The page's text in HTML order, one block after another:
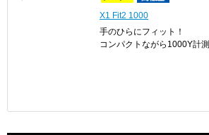
X1 Fit2 1000
手のひらにフィット！
コンパクトながら1000Y計測